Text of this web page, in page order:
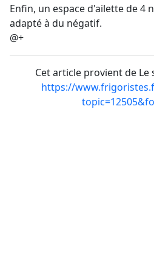
Enfin, un espace d'ailette de 4
adapté à du négatif.
@+
Cet article provient de
https://